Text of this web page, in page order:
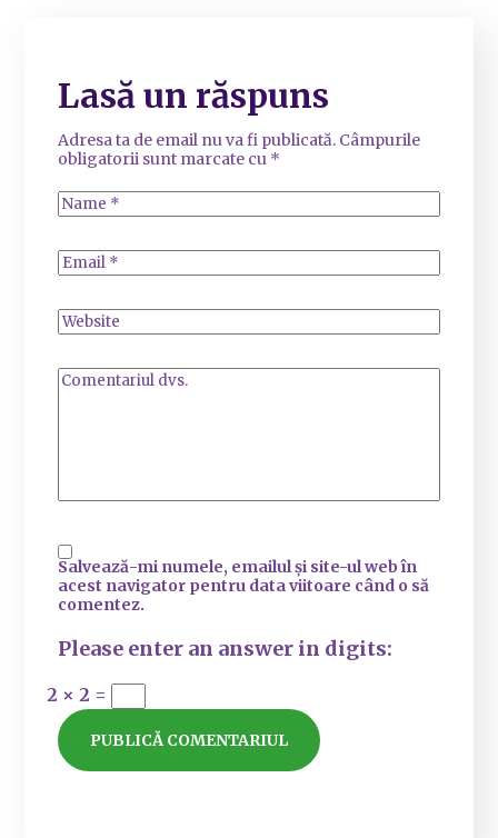
Lasă un răspuns
Adresa ta de email nu va fi publicată. Câmpurile
obligatorii sunt marcate cu *
Salvează-mi numele, emailul și site-ul web în
acest navigator pentru data viitoare când o să
comentez.
Please enter an answer in digits:
2 × 2 =